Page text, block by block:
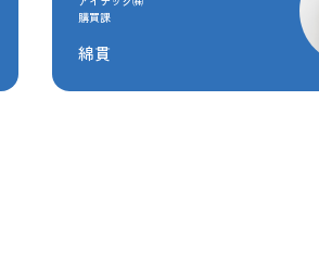
購買課
綿貫